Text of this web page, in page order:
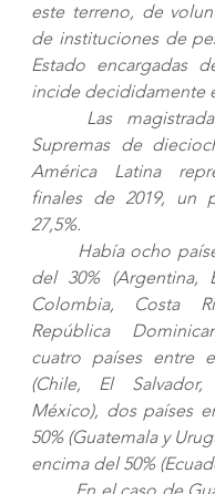
este terreno, de
de instituciones de
Estado encargadas
incide decididamente
Las
Supremas de
América Latina
finales de 2019, un
27,5%.
Había ocho
del 30% (Argentina,
Colombia, Costa
República
cuatro países entre
(Chile, El
México), dos países
50% (Guatemala y
encima del 50%